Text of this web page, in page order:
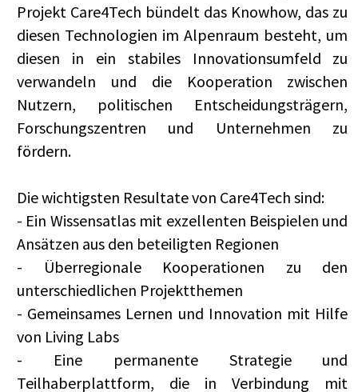
Projekt Care4Tech bündelt das Knowhow, das zu
diesen Technologien im Alpenraum besteht, um
diesen in ein stabiles Innovationsumfeld zu
verwandeln und die Kooperation zwischen
Nutzern, politischen Entscheidungsträgern,
Forschungszentren und Unternehmen zu
fördern.
Die wichtigsten Resultate von Care4Tech sind:
- Ein Wissensatlas mit exzellenten Beispielen und
Ansätzen aus den beteiligten Regionen
- Überregionale Kooperationen zu den
unterschiedlichen Projektthemen
- Gemeinsames Lernen und Innovation mit Hilfe
von Living Labs
- Eine permanente Strategie und
Teilhaberplattform, die in Verbindung mit